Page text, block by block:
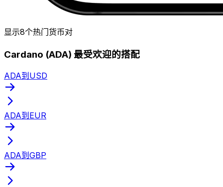
显示8个热门货币对
Cardano (ADA) 最受欢迎的搭配
ADA到USD
ADA到EUR
ADA到GBP